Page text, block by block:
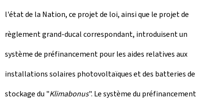
l'état de la Nation, ce projet de loi, ainsi que le projet de
règlement grand-ducal correspondant, introduisent un
système de préfinancement pour les aides relatives aux
installations solaires photovoltaïques et des batteries de
stockage du "Klimabonus". Le système du préfinancement